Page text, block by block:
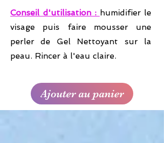
Conseil d'utilisation : humidifier le
visage puis faire mousser une
perler de Gel Nettoyant sur la
peau. Rincer à l'eau claire.
Ajouter au panier